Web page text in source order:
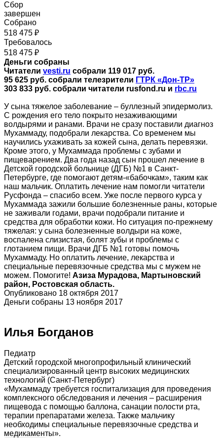
Сбор
завершен
Собрано
518 475 ₽
Требовалось
518 475 ₽
Деньги собраны
Читатели vesti.ru собрали 119 017 руб.
95 625 руб. собрали телезрители ГТРК «Дон-ТР»
303 833 руб. собрали читатели rusfond.ru и rbc.ru
У сына тяжелое заболевание – буллезный эпидермолиз.
С рождения его тело покрыто незаживающими
волдырями и ранами. Врачи не сразу поставили диагноз
Мухаммаду, подобрали лекарства. Со временем мы
научились ухаживать за кожей сына, делать перевязки.
Кроме этого, у Мухаммада проблемы с зубами и
пищеварением. Два года назад сын прошел лечение в
Детской городской больнице (ДГБ) №1 в Санкт-
Петербурге, где помогают детям-«бабочкам», таким как
наш мальчик. Оплатить лечение нам помогли читатели
Русфонда – спасибо всем. Уже после первого курса у
Мухаммада зажили большие болезненные раны, которые
не заживали годами, врачи подобрали питание и
средства для обработки кожи. Но ситуация по-прежнему
тяжелая: у сына болезненные волдыри на коже,
воспалена слизистая, болят зубы и проблемы с
глотанием пищи. Врачи ДГБ №1 готовы помочь
Мухаммаду. Но оплатить лечение, лекарства и
специальные перевязочные средства мы с мужем не
можем. Помогите! Азиза Мурадова, Мартыновский
район, Ростовская область.
Опубликовано 18 октября 2017
Деньги собраны 13 ноября 2017
Илья Богданов
Педиатр
Детский городской многопрофильный клинический
специализированный центр высоких медицинских
технологий (Санкт-Петербург)
«Мухаммаду требуется госпитализация для проведения
комплексного обследования и лечения – расширения
пищевода с помощью баллона, санации полости рта,
терапии препаратами железа. Также мальчику
необходимы специальные перевязочные средства и
медикаменты».